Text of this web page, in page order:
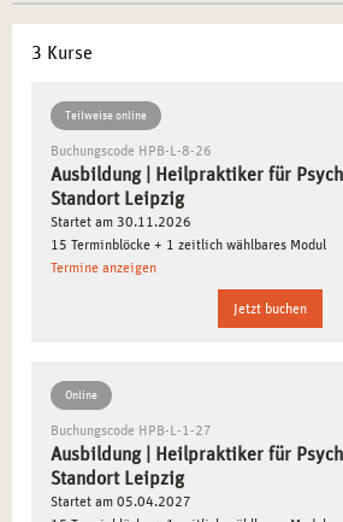
Netzwerk im psychosozialen
Zentrale Lage:
WARUM LEIPZIG IDEAL FÜR
ZUM HEILPRAKTIKER FÜR
IST
Leipzig ist eine Stadt, die Geschichte,
Innovation vereint. Hier finden Sie
Bildungslandschaft und eine wachsende
in einem dynamischen Umfeld zu
zu etablieren.
INHALTE DER AUSBILDUNG IN
3 Kurse
Teilweise online
Buchungscode HPB-L-8-26
Ausbildung | Heilpraktiker für
Standort Leipzig
Startet am 30.11.2026
15 Terminblöcke + 1 zeitlich wählbares Modul
Termine anzeigen
Jetzt buchen
Online
Buchungscode HPB-L-1-27
Ausbildung | Heilpraktiker für
Standort Leipzig
Startet am 05.04.2027